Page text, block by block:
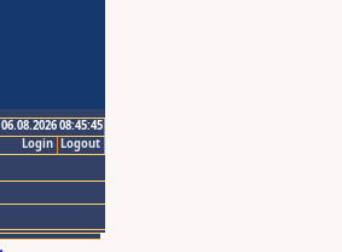
08:45:45
Logout
Login